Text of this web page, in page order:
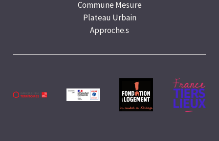
Commune Mesure
Plateau Urbain
Approche.s